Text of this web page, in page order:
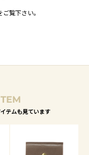
ご覧下さい。
テムも見ています